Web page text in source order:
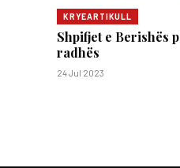
KRYEARTIKULL
Shpifjet e Berishës
radhës
24 Jul 2023